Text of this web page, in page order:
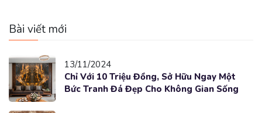
Bài viết mới
13/11/2024
Chỉ Với 10 Triệu Đồng, Sở Hữu Ngay Một
Bức Tranh Đá Đẹp Cho Không Gian Sống